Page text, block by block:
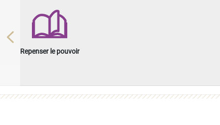
Repenser le pouvoir
Previous